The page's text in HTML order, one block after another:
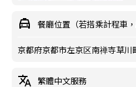
餐廳位置（若搭乘計程車，
京都府京都市左京区南禅寺草川
繁體中文服務